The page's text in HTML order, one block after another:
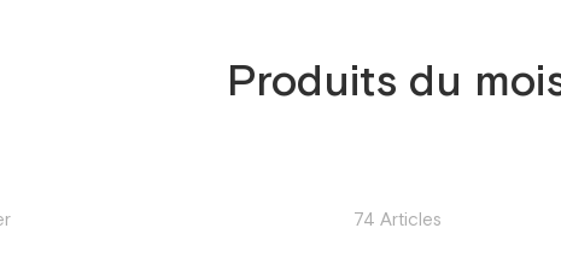
Produits du
74 Articles